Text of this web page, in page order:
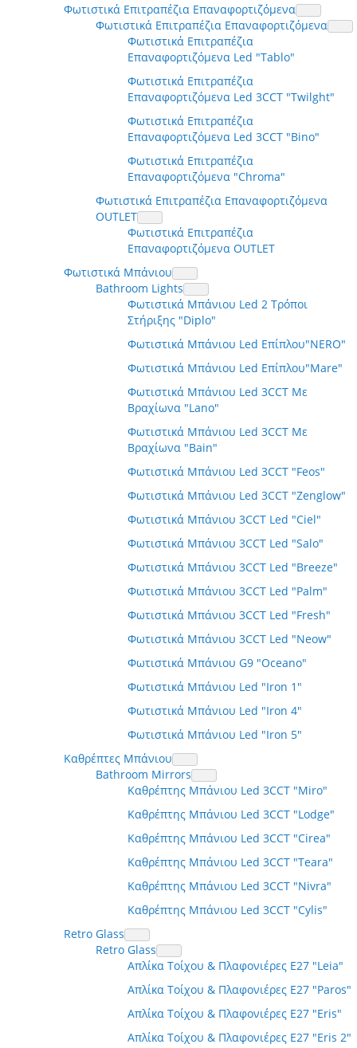
Φωτιστικά Επιτραπέζια Επαναφορτιζόμενα
Φωτιστικά Επιτραπέζια Επαναφορτιζόμενα
Φωτιστικά Επιτραπέζια
Επαναφορτιζόμενα Led "Tablo"
Φωτιστικά Επιτραπέζια
Επαναφορτιζόμενα Led 3CCT "Twilght"
Φωτιστικά Επιτραπέζια
Επαναφορτιζόμενα Led 3CCT "Bino"
Φωτιστικά Επιτραπέζια
Επαναφορτιζόμενα "Chroma"
Φωτιστικά Επιτραπέζια Επαναφορτιζόμενα
OUTLET
Φωτιστικά Επιτραπέζια
Επαναφορτιζόμενα OUTLET
Φωτιστικά Μπάνιου
Bathroom Lights
Φωτιστικά Μπάνιου Led 2 Τρόποι
Στήριξης "Diplo"
Φωτιστικά Μπάνιου Led Επίπλου"NERO"
Φωτιστικά Μπάνιου Led Επίπλου"Mare"
Φωτιστικά Μπάνιου Led 3CCT Με
Βραχίωνα "Lano"
Φωτιστικά Μπάνιου Led 3CCT Με
Βραχίωνα "Bain"
Φωτιστικά Μπάνιου Led 3CCT "Feos"
Φωτιστικά Μπάνιου Led 3CCT "Zenglow"
Φωτιστικά Μπάνιου 3CCT Led "Ciel"
Φωτιστικά Μπάνιου 3CCT Led "Salo"
Φωτιστικά Μπάνιου 3CCT Led "Breeze"
Φωτιστικά Μπάνιου 3CCT Led "Palm"
Φωτιστικά Μπάνιου 3CCT Led "Fresh"
Φωτιστικά Μπάνιου 3CCT Led "Neow"
Φωτιστικά Μπάνιου G9 "Oceano"
Φωτιστικά Μπάνιου Led "Iron 1"
Φωτιστικά Μπάνιου Led "Iron 4"
Φωτιστικά Μπάνιου Led "Iron 5"
Καθρέπτες Μπάνιου
Bathroom Mirrors
Καθρέπτης Μπάνιου Led 3CCT "Miro"
Καθρέπτης Μπάνιου Led 3CCT "Lodge"
Καθρέπτης Μπάνιου Led 3CCT "Cirea"
Καθρέπτης Μπάνιου Led 3CCT "Teara"
Καθρέπτης Μπάνιου Led 3CCT "Nivra"
Καθρέπτης Μπάνιου Led 3CCT "Cylis"
Retro Glass
Retro Glass
Απλίκα Τοίχου & Πλαφονιέρες Ε27 "Leia"
Απλίκα Τοίχου & Πλαφονιέρες Ε27 "Paros"
Απλίκα Τοίχου & Πλαφονιέρες Ε27 "Eris"
Απλίκα Τοίχου & Πλαφονιέρες Ε27 "Eris 2"